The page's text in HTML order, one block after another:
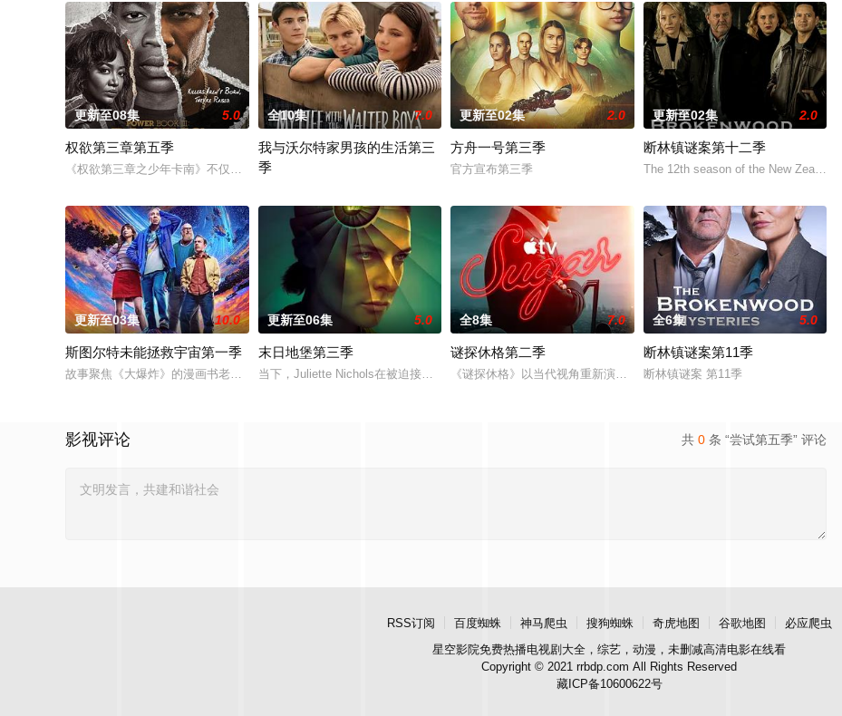
更新至08集 5.0
权欲第三章第五季
《权欲第三章之少年卡南》不仅讲述了卡南斯塔克的童年故事，而且还将是一部庞大的家庭剧，讲述那些抚养他的人、以及他年少时期认识的人的故事
全10集 7.0
我与沃尔特家男孩的生活第三
季
更新至02集 2.0
方舟一号第三季
官方宣布第三季
更新至02集 2.0
断林镇谜案第十二季
The 12th season of the New Zealand
更新至03集 10.0
斯图尔特未能拯救宇宙第一季
故事聚焦《大爆炸》的漫画书老板斯图尔特·布鲁姆，他弄坏了一个谢尔顿和莱纳德制造的设备，意外导致了多元宇宙的世界末日，他必须与女友
更新至06集 5.0
末日地堡第三季
当下，Juliette Nichols在被迫接受“净化”后幸存下来，但记忆却已丧失，而地堡正从叛乱中恢复，并面临着新的危
全8集 7.0
谜探休格第二季
《谜探休格》以当代视角重新演绎了文学、电影和电视史上最受欢迎且
全6集 5.0
断林镇谜案第11季
断林镇谜案 第11季
共 0 条 “尝试第五季” 评论
影视评论
RSS订阅 百度蜘蛛 神马爬虫 搜狗蜘蛛 奇虎地图 谷歌地图
必应爬虫
星空影院免费热播电视剧大全，综艺，动漫，未删减高清电影在线看
Copyright © 2021 rrbdp.com All Rights Reserved
藏ICP备10600622号